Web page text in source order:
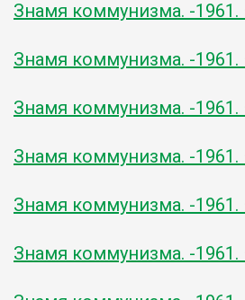
Знамя коммунизма. -1961.
Знамя коммунизма. -1961.
Знамя коммунизма. -1961.
Знамя коммунизма. -1961.
Знамя коммунизма. -1961.
Знамя коммунизма. -1961.